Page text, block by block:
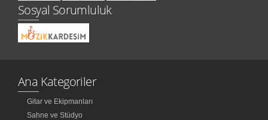
Sosyal Sorumluluk
Ana Kategoriler
Gitar ve Ekipmanları
Sahne ve Stüdyo